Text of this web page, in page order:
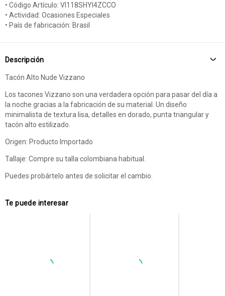
• Código Artículo: VI118SHYI4ZCCO
• Actividad: Ocasiones Especiales
• País de fabricación: Brasil
Descripción
Tacón Alto Nude Vizzano
Los tacones Vizzano son una verdadera opción para pasar del día a
la noche gracias a la fabricación de su material. Un diseño
minimalista de textura lisa, detalles en dorado, punta triangular y
tacón alto estilizado.
Origen: Producto Importado
Tallaje: Compre su talla colombiana habitual.
Puedes probártelo antes de solicitar el cambio.
Te puede interesar